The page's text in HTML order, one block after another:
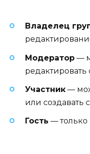
Владелец
Модератор —
редактировать
Участник —
или создавать
Гость — только